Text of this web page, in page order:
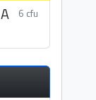
6 cfu